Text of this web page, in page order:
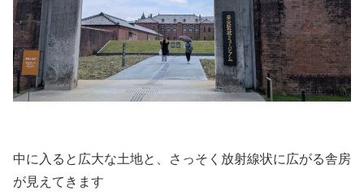
中に入ると広大な土地と、さっそく放射線状に広がる舎房
が見えてきます